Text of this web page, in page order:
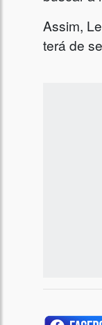
Assim,
terá de